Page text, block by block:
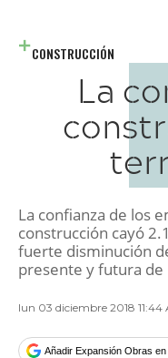
CONSTRUCCIÓN
La
La confianza de los
construcción cayó
fuerte disminución
presente y futura de
lun 03 diciembre 2018 11:44
Añadir Expansión Obras